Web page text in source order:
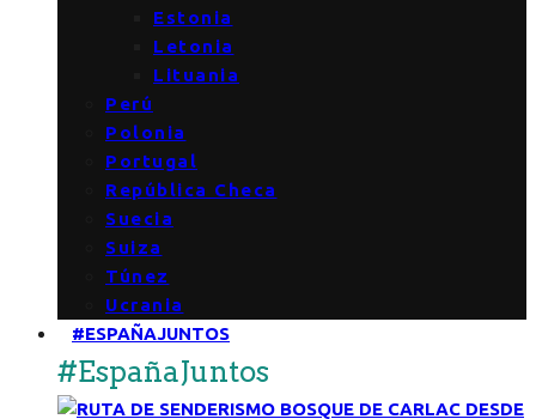
Estonia
Letonia
Lituania
Perú
Polonia
Portugal
República Checa
Suecia
Suiza
Túnez
Ucrania
#ESPAÑAJUNTOS
#EspañaJuntos